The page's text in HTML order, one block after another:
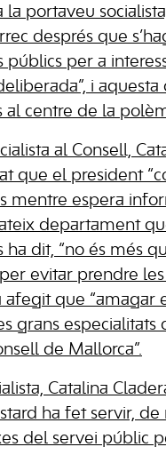
la portaveu
després que
públics per a
i aquesta
al centre de la
al Consell,
que el president
mentre espera
departament
ha dit, “no és més
evitar prendre les
afegit que “amagar
grans especialitats
de Mallorca”.
Catalina
ha fet servir, de
del servei públic